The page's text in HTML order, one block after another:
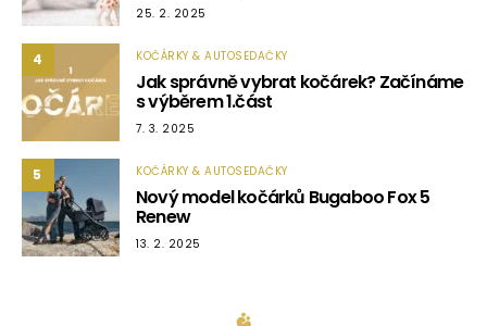
25. 2. 2025
4 KOČÁRKY & AUTOSEDAČKY
Jak správně vybrat kočárek? Začínáme
s výběrem 1.část
7. 3. 2025
5 KOČÁRKY & AUTOSEDAČKY
Nový model kočárků Bugaboo Fox 5
Renew
13. 2. 2025